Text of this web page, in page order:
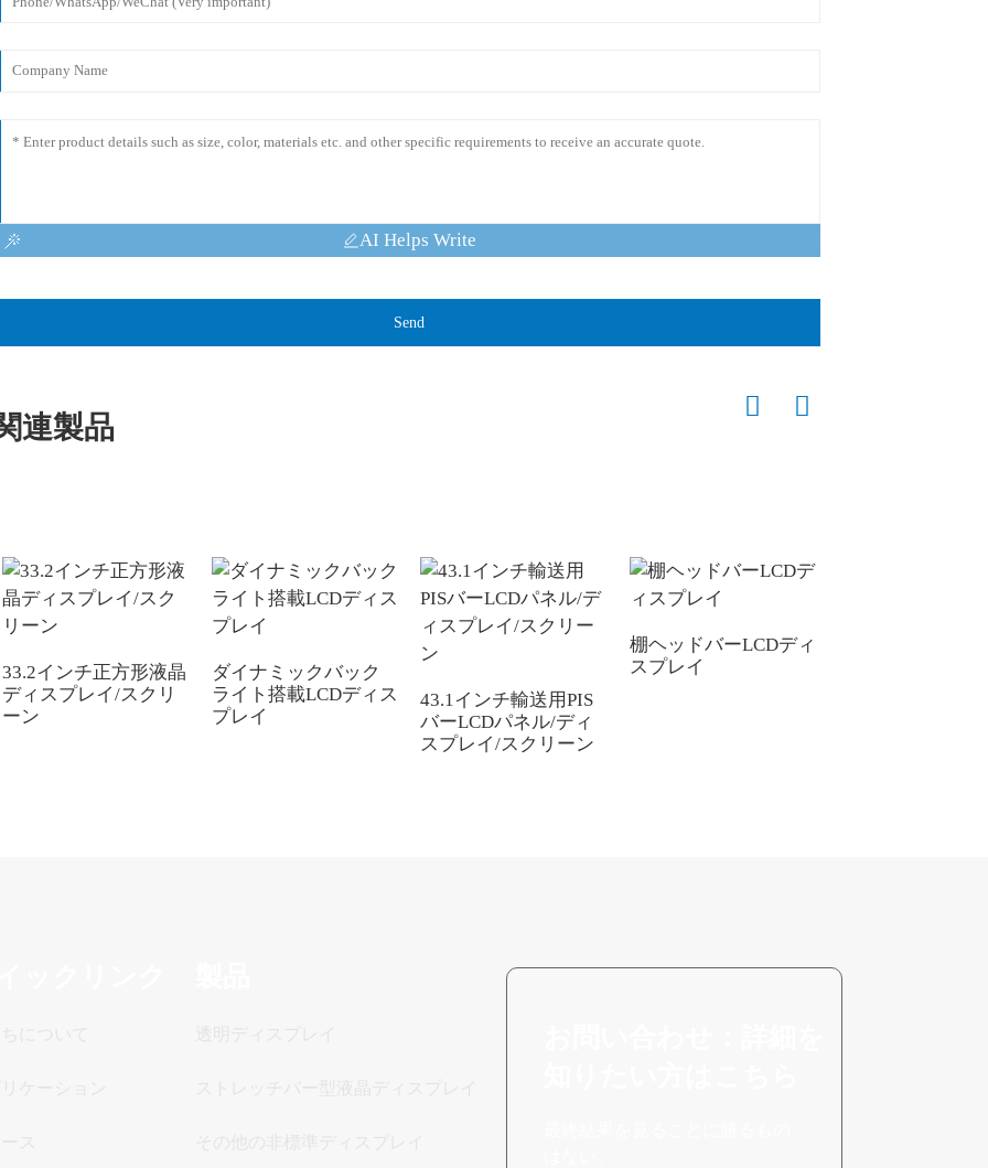
AI Helps Write
Send
連製品
33.2インチ正方形液晶
ディスプレイ/スクリ
ーン
ダイナミックバック
ライト搭載LCDディス
プレイ
43.1インチ輸送用PIS
バーLCDパネル/ディ
スプレイ/スクリーン
棚ヘッドバーLCDディ
スプレイ